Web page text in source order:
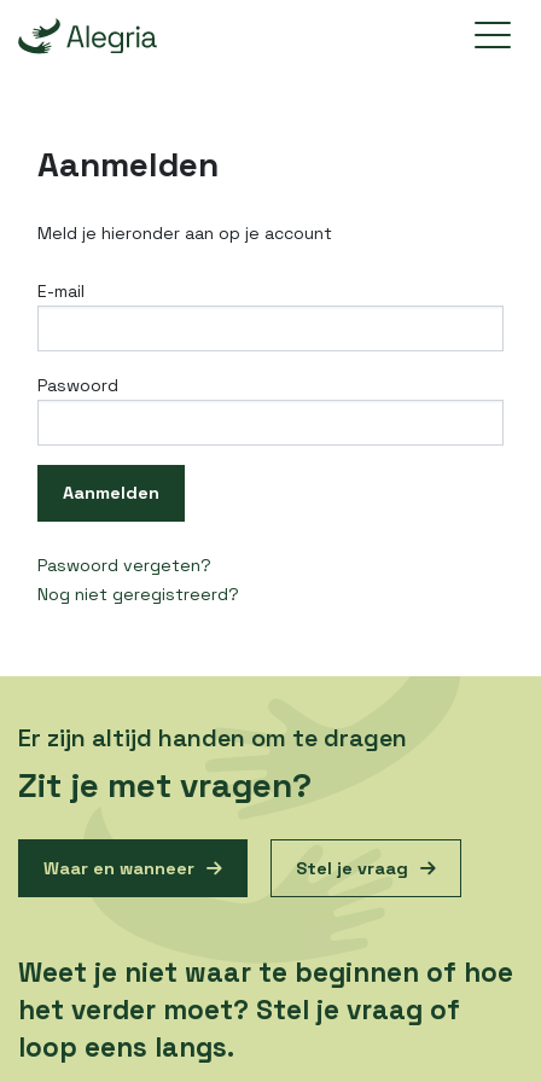
Aanmelden
Meld je hieronder aan op je account
E-mail
Paswoord
Paswoord vergeten?
Nog niet geregistreerd?
Er zijn altijd handen om te dragen
Zit je met vragen?
Waar en wanneer Stel je vraag
Weet je niet waar te beginnen of hoe
het verder moet? Stel je vraag of
loop eens langs.